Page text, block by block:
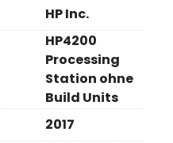
HP Inc.
HP4200
Processing
Station ohne
Build Units
2017